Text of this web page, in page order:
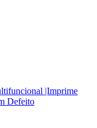
|Imprime
Defeito